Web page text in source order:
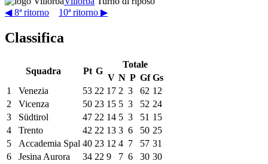
◀ 8ª ritorno
10ª ritorno ▶
Classifica
Squadra Pt G
Totale
V N P Gf Gs
1
Venezia 53 22 17 2 3 62 12
2
Vicenza 50 23 15 5 3 52 24
3
Südtirol 47 22 14 5 3 51 15
4
Trento 42 22 13 3 6 50 25
5
Accademia Spal 40 23 12 4 7 57 31
6
Jesina Aurora 34 22 9 7 6 30 30